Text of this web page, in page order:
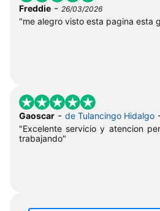
Freddie - 26/03/2026
"me alegro visto esta pagina esta
Gaoscar - de Tulancingo Hidalgo
"Excelente servicio y atencion
trabajando"